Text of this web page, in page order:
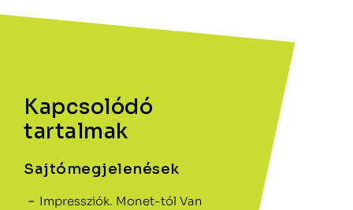
Kapcsolódó
tartalmak
Sajtómegjelenések
Impressziók. Monet-tól Van